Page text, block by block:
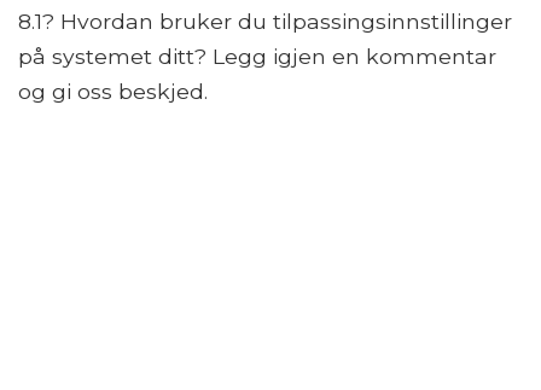
8.1? Hvordan bruker du tilpassingsinnstillinger
på systemet ditt? Legg igjen en kommentar
og gi oss beskjed.